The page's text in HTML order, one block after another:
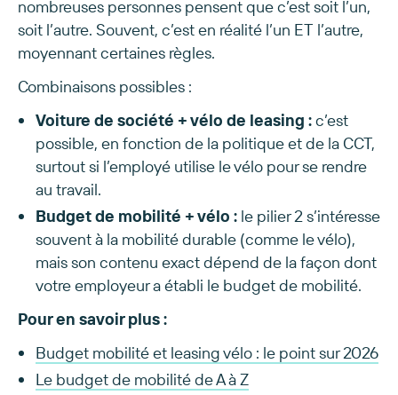
nombreuses personnes pensent que c’est soit l’un,
soit l’autre. Souvent, c’est en réalité l’un ET l’autre,
moyennant certaines règles.
Combinaisons possibles :
Voiture de société + vélo de leasing :c’est
possible, en fonction de la politique et de la CCT,
surtout si l’employé utilise le vélo pour se rendre
au travail.
Budget de mobilité + vélo : le pilier 2 s’intéresse
souvent à la mobilité durable (comme le vélo),
mais son contenu exact dépend de la façon dont
votre employeur a établi le budget de mobilité.
Pour en savoir plus :
Budget mobilité et leasing vélo : le point sur 2026
Le budget de mobilité de A à Z